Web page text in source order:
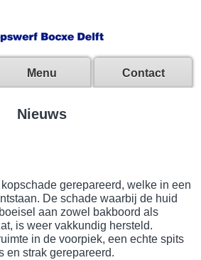
Menu Contact
Nieuws
gerepareerd, welke in een
De schade waarbij de huid
aan zowel bakboord als
is weer vakkundig hersteld.
in de voorpiek, een echte spits
en strak gerepareerd.